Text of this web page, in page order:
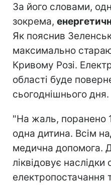
За його словами,
зокрема,
Як пояснив
максимально
Кривому Розі.
області буде
сьогоднішнього дня.
"На жаль, поранено
одна дитина. Всім
медична допомога.
ліквідовує
електропостачання